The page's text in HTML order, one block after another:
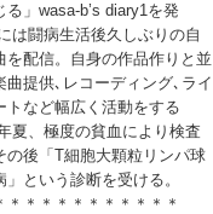
る」wasa-b’s diary1を発
は闘病生活後久しぶりの自
を配信。自身の作品作りと並
曲提供､レコーディング､ライ
トなど幅広く活動をする
夏、極度の貧血により検査
の後「T細胞大顆粒リンパ球
」という診断を受ける。
＊＊＊＊＊＊＊＊＊＊＊